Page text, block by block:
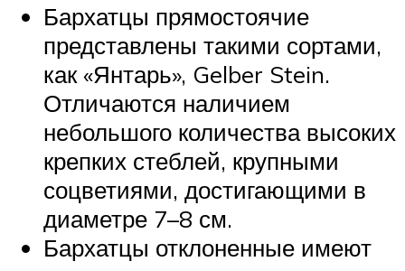
Бархатцы прямостоячие
представлены такими сортами,
как «Янтарь», Gelber Stein.
Отличаются наличием
небольшого количества высоких
крепких стеблей, крупными
соцветиями, достигающими в
диаметре 7–8 см.
Бархатцы отклоненные имеют